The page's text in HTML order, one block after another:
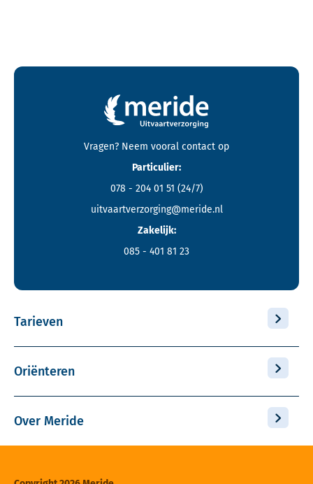
Contactgegevens en footer menu van Meride
Vragen? Neem vooral contact op
Particulier:
078 - 204 01 51 (24/7)
uitvaartverzorging@meride.nl
Zakelijk:
085 - 401 81 23
Tarieven
Oriënteren
Over Meride